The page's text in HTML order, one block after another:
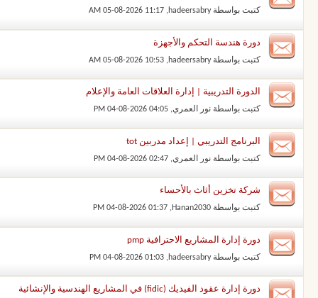
كتبت بواسطةhadeersabry
‏, 05-08-2026 11:17 AM
دورة هندسة التحكم والأجهزة
كتبت بواسطةhadeersabry
‏, 05-08-2026 10:53 AM
الدورة التدريبية | إدارة العلاقات العامة والإعلام
كتبت بواسطة نور العمري‏, 04-08-2026 04:05 PM
البرنامج التدريبي | إعداد مدربين tot
كتبت بواسطة نور العمري‏, 04-08-2026 02:47 PM
شركة تخزين أثاث بالأحساء
كتبت بواسطة Hanan2030
‏, 04-08-2026 01:37 PM
دورة إدارة المشاريع الاحترافية pmp
كتبت بواسطةhadeersabry
‏, 04-08-2026 01:03 PM
دورة إدارة عقود الفيديك (fidic) في المشاريع الهندسية والإنشائية